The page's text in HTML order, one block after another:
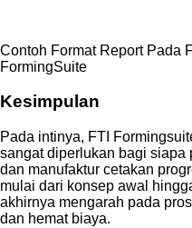
Contoh Format Report Pada
FormingSuite
Kesimpulan
Pada intinya, FTI
sangat diperlukan bagi siapa
dan manufaktur cetakan
mulai dari konsep awal
akhirnya mengarah pada
dan hemat biaya.